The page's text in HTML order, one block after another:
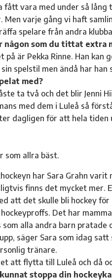
vara med under så lång
varje gång vi haft
spelare från andra
någon som du tittat extra
är Pekka Rinne. Han kan
spelstil men ändå har
med?
ta två och det blir Jenni
med dem i Luleå så
dagligen för att hela tiden
som allra bäst.
har Sara Grahn varit
finns det mycket mer.
att det skulle bli hockey för
Det har
alla andra barn pratade
säger Sara som idag
tränare.
att flytta till Luleå och då
stoppa din